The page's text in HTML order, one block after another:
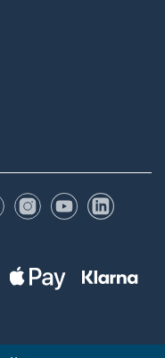
FacebookInstagram
YouTube